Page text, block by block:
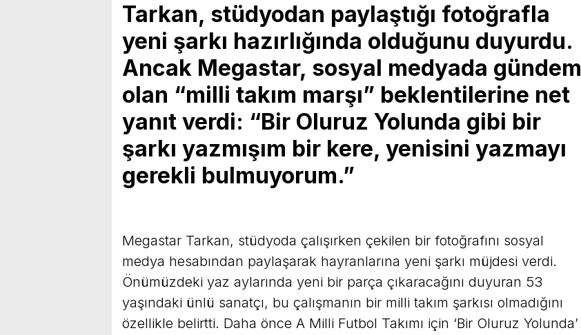
Tarkan, stüdyodan paylaştığı fotoğrafla
yeni şarkı hazırlığında olduğunu duyurdu.
Ancak Megastar, sosyal medyada gündem
olan “milli takım marşı” beklentilerine net
yanıt verdi: “Bir Oluruz Yolunda gibi bir
şarkı yazmışım bir kere, yenisini yazmayı
gerekli bulmuyorum.”
Megastar Tarkan, stüdyoda çalışırken çekilen bir fotoğrafını sosyal
medya hesabından paylaşarak hayranlarına yeni şarkı müjdesi verdi.
Önümüzdeki yaz aylarında yeni bir parça çıkaracağını duyuran 53
yaşındaki ünlü sanatçı, bu çalışmanın bir milli takım şarkısı olmadığını
özellikle belirtti. Daha önce A Milli Futbol Takımı için ‘Bir Oluruz Yolunda’